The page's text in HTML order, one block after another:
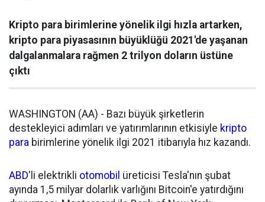
Kripto para birimlerine yönelik ilgi hızla artarken,
kripto para piyasasının büyüklüğü 2021'de yaşanan
dalgalanmalara rağmen 2 trilyon doların üstüne
çıktı
WASHINGTON (AA) - Bazı büyük şirketlerin
destekleyici adımları ve yatırımlarının etkisiyle kripto
para birimlerine yönelik ilgi 2021 itibarıyla hız kazandı.
ABD'li elektrikli otomobil üreticisi Tesla'nın şubat
ayında 1,5 milyar dolarlık varlığını Bitcoin'e yatırdığını